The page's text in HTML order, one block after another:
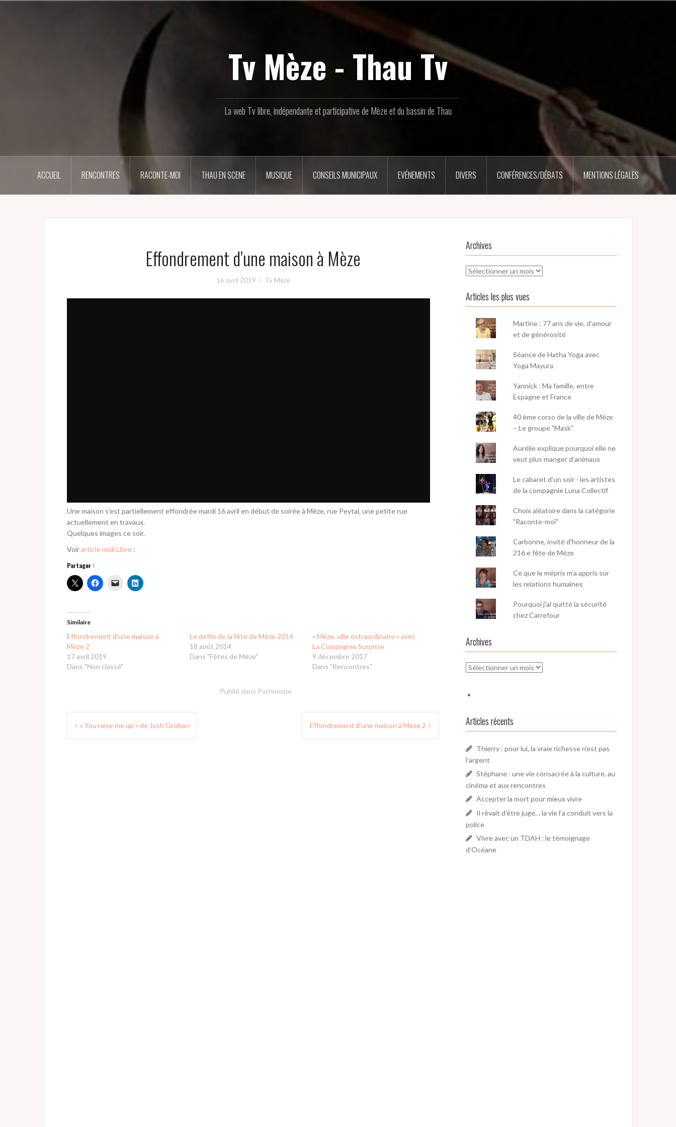
Tv Mèze - Thau Tv
La web Tv libre, indépendante et participative de Mèze et du bassin de Thau
ACCUEIL RENCONTRES RACONTE-MOI THAU EN SCENE MUSIQUE CONSEILS MUNICIPAUX EVÉNEMENTS DIVERS CONFÉRENCES/DÉBATS MENTIONS LÉGALES
Effondrement d’une maison à Mèze
16 avril 2019 Tv Mèze
Une maison s’est partiellement effondrée mardi 16 avril en début de soirée à Mèze, rue Peytal, une petite rue
actuellement en travaux.
Quelques images ce soir.
Voirarticle midi Libre :
Partager :
Similaire
Effondrement d’une maison à
Mèze 2
17 avril 2019
Dans "Non classé"
Le défilé de la fête de Mèze 2014
18 août 2014
Dans "Fêtes de Mèze"
« Mèze, ville extraordinaire » avec
La Compagnie Surprise
9 décembre 2017
Dans "Rencontres"
Publié dans Patrimoine
Navigation
« You raise me up » de Josh Groban Effondrement d’une maison à Mèze 2
Archives
Archives
Articles les plus vues
Martine : 77 ans de vie, d'amour
et de générosité
Séance de Hatha Yoga avec
Yoga Mayura
Yannick : Ma famille, entre
Espagne et France
40 ème corso de la ville de Mèze
– Le groupe "Mask"
Aurélie explique pourquoi elle ne
veut plus manger d’animaux
Le cabaret d'un soir - les artistes
de la compagnie Luna Collectif
Choix aléatoire dans la catégorie
"Raconte-moi"
Carbonne, invité d'honneur de la
216 e fête de Mèze
Ce que le mépris m’a appris sur
les relations humaines
Pourquoi j'ai quitté la sécurité
chez Carrefour
Archives
Archives
Articles récents
Thierry : pour lui, la vraie richesse n’est pas
l’argent
Stéphane : une vie consacrée à la culture, au
cinéma et aux rencontres
Accepter la mort pour mieux vivre
Il rêvait d’être juge… la vie l’a conduit vers la
police
Vivre avec un TDAH : le témoignage
d’Océane